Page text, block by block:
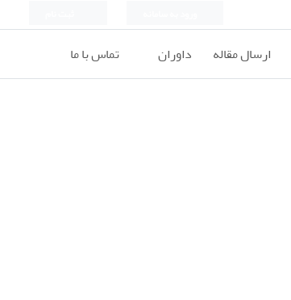
ارسال مقاله داوران تماس با ما